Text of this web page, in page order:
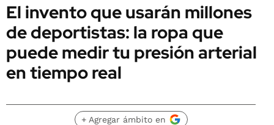
El invento que usarán millones
de deportistas: la ropa que
puede medir tu presión arterial
en tiempo real
+ Agregar ámbito en